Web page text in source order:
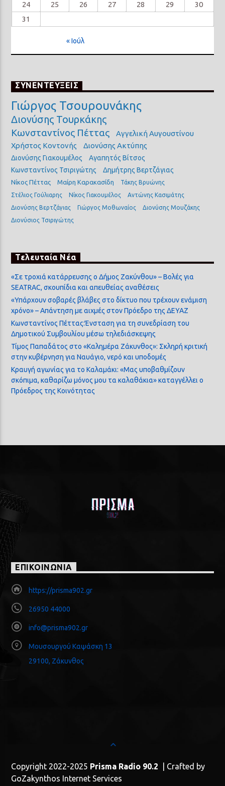
24
25 26 27 28 29
30
31
« Ιούλ
ΣΥΝΕΝΤΕΥΞΕΙΣ
Γιώργος Τσουρουνάκης
Διονύσης Τουρκάκης
Κωνσταντίνος Πέττας
Αγγελική Αυγουστίνου
Χρήστος Κοντονής
Διονύσης Ακτύπης
Διονύσης Γιακουμέλος
Αγαπητός Βίτσος
Κωνσταντίνος Τσιριγώτης
Δημήτρης Βερτζάγιας
Νίκος Πέττας Μαίρη Καρακασίδη
Τάκης Βρυώνης
Στέλιος Γούλιαρης
Νίκος Γιακουμέλος
Αντώνης Κασιμάτης
Διονύσης Βερτζάγιας
Γιώργος Μοθωναίος
Διονύσης Μουζάκης
Διονύσιος Τσιριγώτης
Τελευταία Νέα
«Σε τροχιά κατάρρευσης ο Δήμος Ζακύνθου» – Βολές για
SEATRAC, σκουπίδια και απευθείας αναθέσεις
«Υπάρχουν σοβαρές βλάβες στο δίκτυο που τρέχουν ενάμιση
χρόνο» – Απάντηση με αιχμές στον Πρόεδρο της ΔΕΥΑΖ
Κωνσταντίνος Πέττας:Ένσταση για τη συνεδρίαση του
Δημοτικού Συμβουλίου μέσω τηλεδιάσκεψης
Τίμος Παπαδάτος στο «Καλημέρα Ζάκυνθος»: Σκληρή κριτική
στην κυβέρνηση για Ναυάγιο, νερό και υποδομές
Κραυγή αγωνίας για το Καλαμάκι: «Μας υποβαθμίζουν
σκόπιμα, καθαρίζω μόνος μου τα καλαθάκια» καταγγέλλει ο
Πρόεδρος της Κοινότητας
ΕΠΙΚΟΙΝΩΝΙΑ
https://prisma902.gr
26950 44000
info@prisma902.gr
Μουσουργού Καψάσκη 13
29100, Ζάκυνθος
Copyright 2022-2025 Prisma Radio 90.2 | Crafted by
GoZakynthos Internet Services